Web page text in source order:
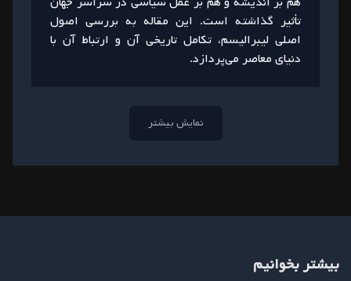
تأثیر گذاشته است. این مقاله به بررسی اصول
اصلی لیبرالیسم، تکامل تاریخی آن و ارتباط آن با
دنیای معاصر می‌پردازد.
نمایش بیشتر
بیشتر بخوانیم